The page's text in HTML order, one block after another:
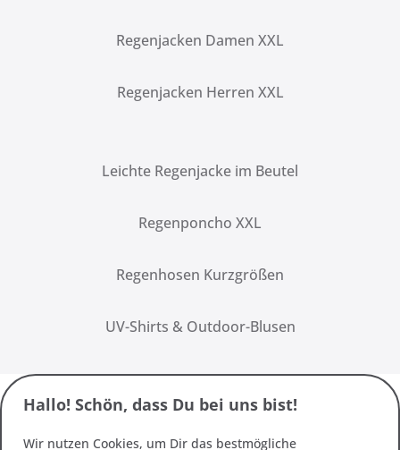
Regenjacken Damen XXL
Regenjacken Herren XXL
Leichte Regenjacke im Beutel
Regenponcho XXL
Regenhosen Kurzgrößen
UV-Shirts & Outdoor-Blusen
Hallo! Schön, dass Du bei uns bist!
Wir nutzen Cookies, um Dir das bestmögliche